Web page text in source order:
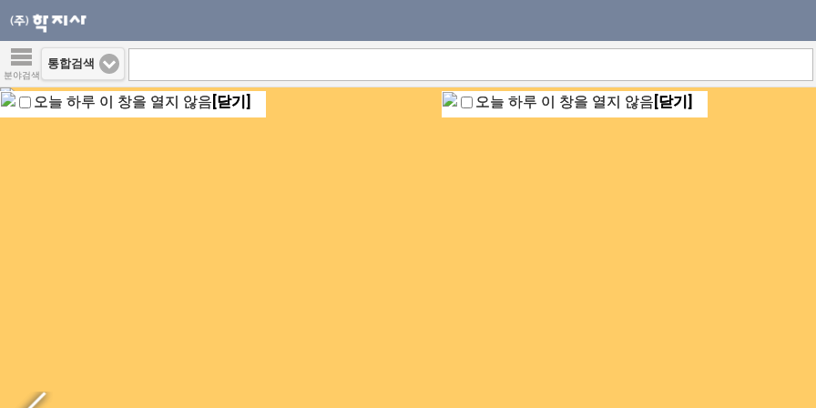
오늘 하루 이 창을 열지 않음 [닫기] 오늘 하루 이 창을 열지 않음 [닫기]
분야검색
통합검색